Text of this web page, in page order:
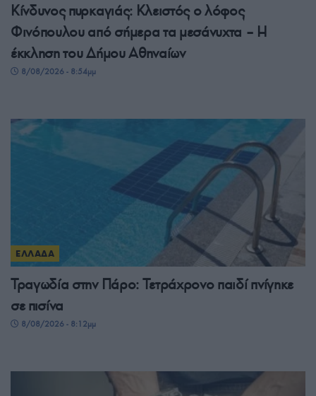
Κίνδυνος πυρκαγιάς: Κλειστός ο λόφος
Φινόπουλου από σήμερα τα μεσάνυχτα – Η
έκκληση του Δήμου Αθηναίων
8/08/2026 - 8:54μμ
ΕΛΛΑΔΑ
Τραγωδία στην Πάρο: Τετράχρονο παιδί πνίγηκε
σε πισίνα
8/08/2026 - 8:12μμ